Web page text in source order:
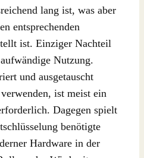
lang ist, was aber
entsprechenden
ist. Einziger Nachteil
Nutzung.
und ausgetauscht
ist meist ein
Dagegen spielt
benötigte
Hardware in der